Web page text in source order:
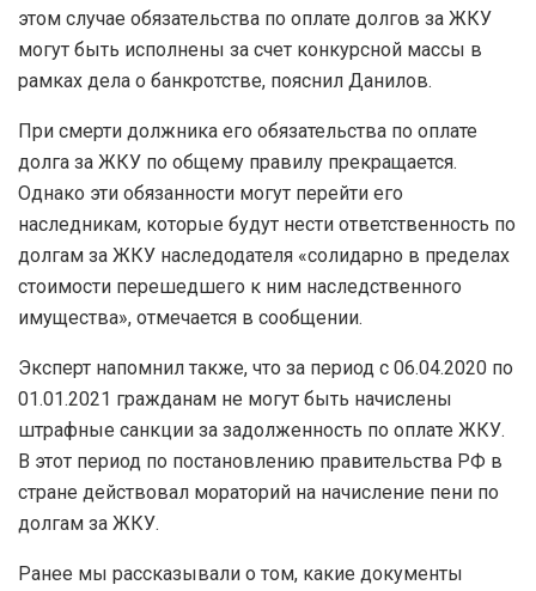
этом случае обязательства по оплате долгов за ЖКУ
могут быть исполнены за счет конкурсной массы в
рамках дела о банкротстве, пояснил Данилов.
При смерти должника его обязательства по оплате
долга за ЖКУ по общему правилу прекращается.
Однако эти обязанности могут перейти его
наследникам, которые будут нести ответственность по
долгам за ЖКУ наследодателя «солидарно в пределах
стоимости перешедшего к ним наследственного
имущества», отмечается в сообщении.
Эксперт напомнил также, что за период с 06.04.2020 по
01.01.2021 гражданам не могут быть начислены
штрафные санкции за задолженность по оплате ЖКУ.
В этот период по постановлению правительства РФ в
стране действовал мораторий на начисление пени по
долгам за ЖКУ.
Ранее мы рассказывали о том, какие документы